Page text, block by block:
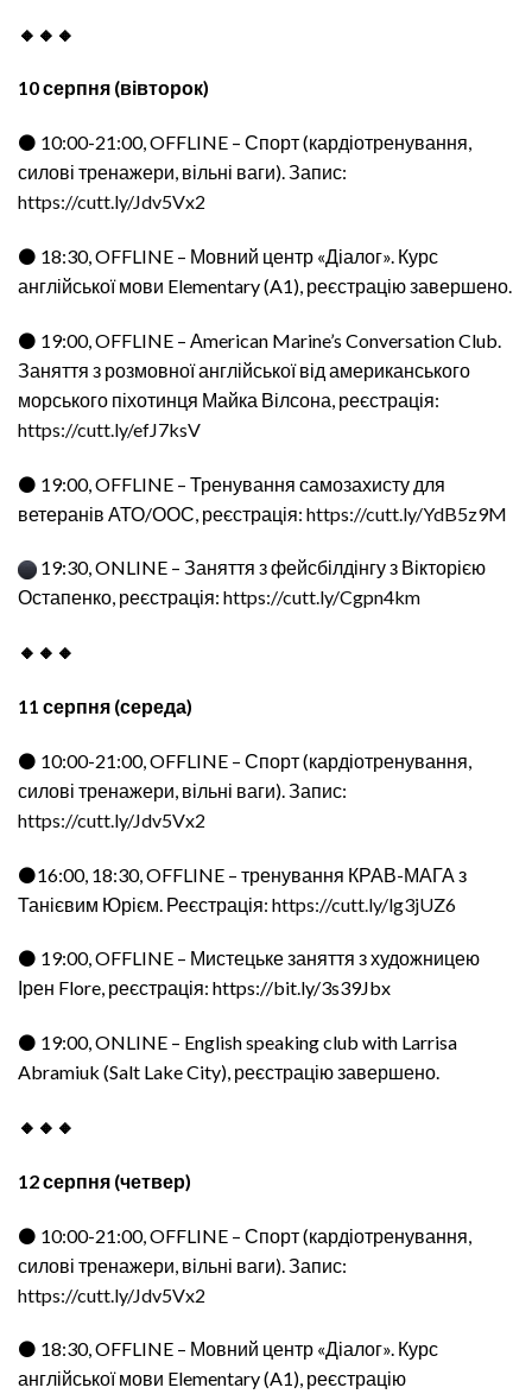
🔸🔸🔸
10 серпня (вівторок)
⚫ 10:00-21:00, OFFLINE – Спорт (кардіотренування,
силові тренажери, вільні ваги). Запис:
https://cutt.ly/Jdv5Vx2
⚫ 18:30, OFFLINE – Мовний центр «Діалог». Курс
англійської мови Elementary (A1), реєстрацію завершено.
⚫ 19:00, OFFLINE – Аmerican Marine’s Conversation Club.
Заняття з розмовної англійської від американського
морського піхотинця Майка Вілсона, реєстрація:
https://cutt.ly/efJ7ksV
⚫ 19:00, OFFLINE – Тренування самозахисту для
ветеранів АТО/ООС, реєстрація: https://cutt.ly/YdB5z9M
19:30, ONLINE – Заняття з фейсбілдінгу з Вікторією
Остапенко, реєстрація: https://cutt.ly/Cgpn4km
🔸🔸🔸
11 серпня (середа)
⚫ 10:00-21:00, OFFLINE – Спорт (кардіотренування,
силові тренажери, вільні ваги). Запис:
https://cutt.ly/Jdv5Vx2
⚫16:00, 18:30, OFFLINE – тренування КРАВ-МАГА з
Танієвим Юрієм. Реєстрація: https://cutt.ly/lg3jUZ6
⚫ 19:00, OFFLINE – Мистецьке заняття з художницею
Ірен Flore, реєстрація: https://bit.ly/3s39Jbx
⚫ 19:00, ONLINE – English speaking club with Larrisa
Abramiuk (Salt Lake City), реєстрацію завершено.
🔸🔸🔸
12 серпня (четвер)
⚫ 10:00-21:00, OFFLINE – Спорт (кардіотренування,
силові тренажери, вільні ваги). Запис:
https://cutt.ly/Jdv5Vx2
⚫ 18:30, OFFLINE – Мовний центр «Діалог». Курс
англійської мови Elementary (A1), реєстрацію